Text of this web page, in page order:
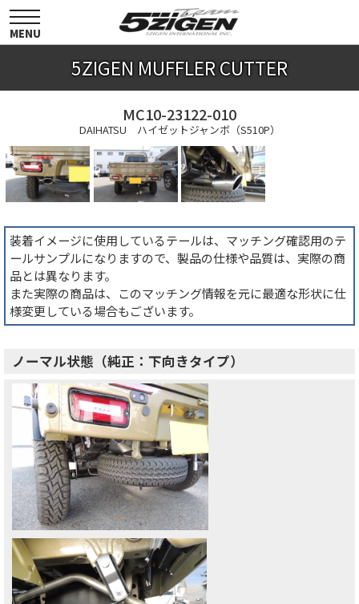
toggle
navigation
MENU
5ZIGEN MUFFLER CUTTER
MC10-23122-010
DAIHATSU ハイゼットジャンボ（S510P）
装着イメージに使用しているテールは、マッチング確認用のテ
ールサンプルになりますので、製品の仕様や品質は、実際の商
品とは異なります。
また実際の商品は、このマッチング情報を元に最適な形状に仕
様変更している場合もございます。
ノーマル状態（純正：下向きタイプ）